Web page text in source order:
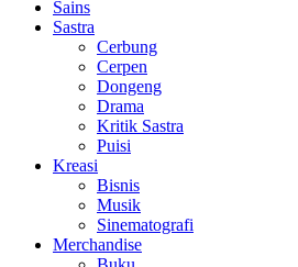
Sains
Sastra
Cerbung
Cerpen
Dongeng
Drama
Kritik Sastra
Puisi
Kreasi
Bisnis
Musik
Sinematografi
Merchandise